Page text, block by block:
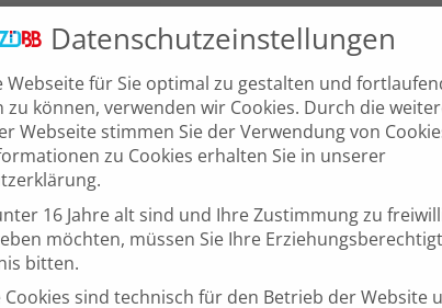
Datenschutzeinstellungen
Webseite für Sie optimal zu gestalten und
zu können, verwenden wir Cookies. Durch die
Webseite stimmen Sie der Verwendung von
zu Cookies erhalten Sie in unserer
16 Jahre alt sind und Ihre Zustimmung zu
möchten, müssen Sie Ihre
bitten.
Cookies sind technisch für den Betrieb der Website